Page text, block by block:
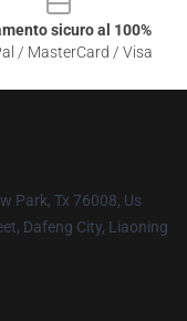
sicuro al 100%
/ MasterCard / Visa
Park, Tx 76008, Us
Dafeng City, Liaoning